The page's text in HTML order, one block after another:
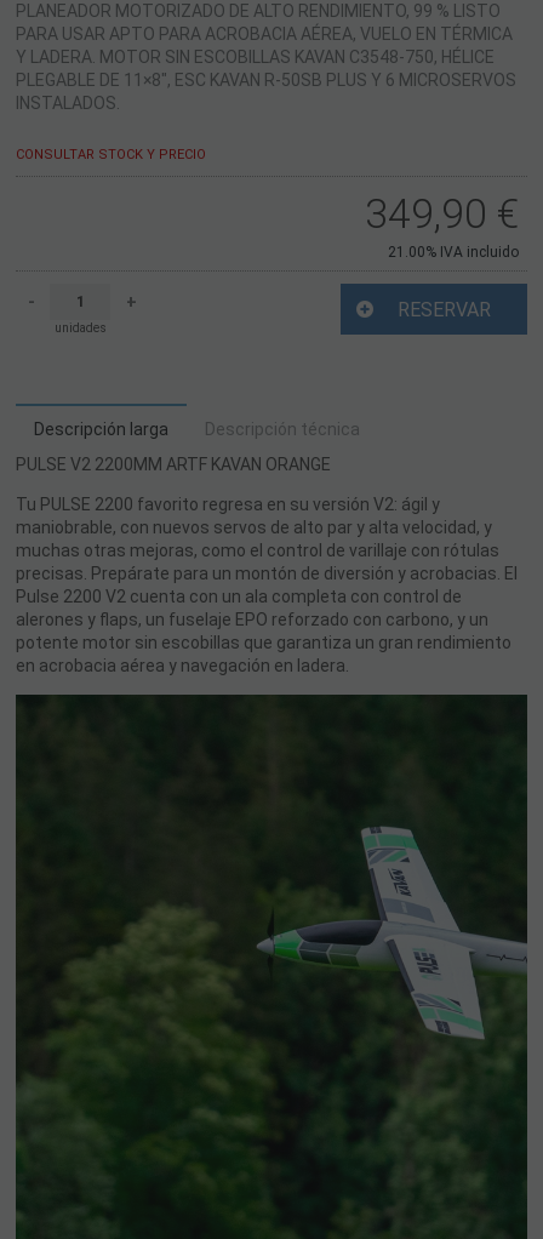
PLANEADOR MOTORIZADO DE ALTO RENDIMIENTO, 99 % LISTO
PARA USAR APTO PARA ACROBACIA AÉREA, VUELO EN TÉRMICA
Y LADERA. MOTOR SIN ESCOBILLAS KAVAN C3548-750, HÉLICE
PLEGABLE DE 11×8", ESC KAVAN R-50SB PLUS Y 6 MICROSERVOS
INSTALADOS.
CONSULTAR STOCK Y PRECIO
349,90 €
21.00% IVA incluido
-
unidades
+ RESERVAR
Descripción larga
Descripción técnica
PULSE V2 2200MM ARTF KAVAN ORANGE
Tu PULSE 2200 favorito regresa en su versión V2: ágil y
maniobrable, con nuevos servos de alto par y alta velocidad, y
muchas otras mejoras, como el control de varillaje con rótulas
precisas. Prepárate para un montón de diversión y acrobacias. El
Pulse 2200 V2 cuenta con un ala completa con control de
alerones y flaps, un fuselaje EPO reforzado con carbono, y un
potente motor sin escobillas que garantiza un gran rendimiento
en acrobacia aérea y navegación en ladera.